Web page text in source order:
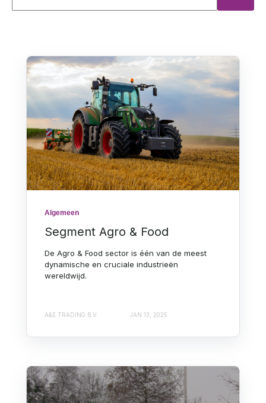
Algemeen
Segment Agro & Food
De Agro & Food sector is één van de meest
dynamische en cruciale industrieën
wereldwijd.
A&E TRADING B.V. JAN 13, 2025